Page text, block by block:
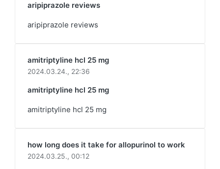
aripiprazole reviews
aripiprazole reviews
amitriptyline hcl 25 mg
2024.03.24., 22:36
amitriptyline hcl 25 mg
amitriptyline hcl 25 mg
how long does it take for allopurinol to work
2024.03.25., 00:12